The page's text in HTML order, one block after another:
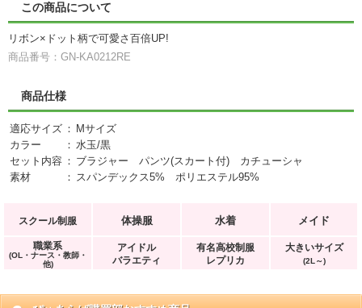
この商品について
リボン×ドット柄で可愛さ百倍UP!
商品番号：GN-KA0212RE
商品仕様
適応サイズ ： Mサイズ
カラー
： 水玉/黒
セット内容 ： ブラジャー パンツ(スカート付) カチューシャ
素材
： スパンデックス5% ポリエステル95%
スクール制服 体操服 水着 メイド
職業系
(OL・ナース・教師・
他)
アイドル
バラエティ
有名高校制服
レプリカ
大きいサイズ
(2L～)